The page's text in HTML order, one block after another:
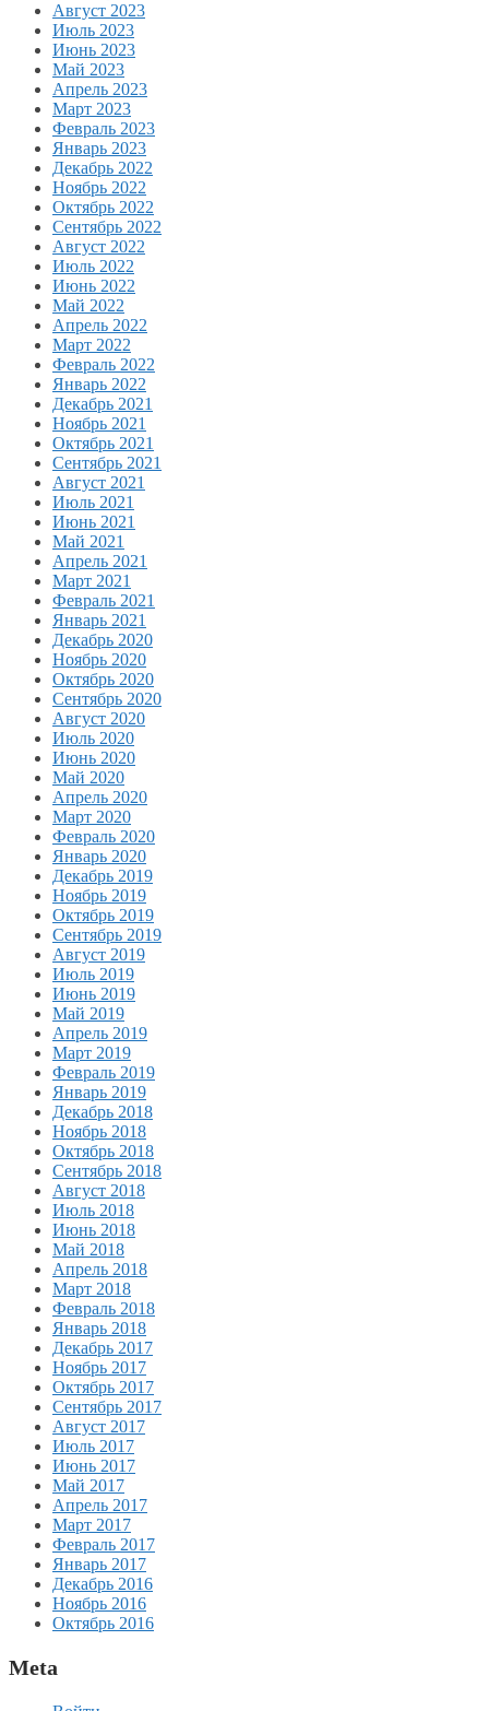
Август 2023
Июль 2023
Июнь 2023
Май 2023
Апрель 2023
Март 2023
Февраль 2023
Январь 2023
Декабрь 2022
Ноябрь 2022
Октябрь 2022
Сентябрь 2022
Август 2022
Июль 2022
Июнь 2022
Май 2022
Апрель 2022
Март 2022
Февраль 2022
Январь 2022
Декабрь 2021
Ноябрь 2021
Октябрь 2021
Сентябрь 2021
Август 2021
Июль 2021
Июнь 2021
Май 2021
Апрель 2021
Март 2021
Февраль 2021
Январь 2021
Декабрь 2020
Ноябрь 2020
Октябрь 2020
Сентябрь 2020
Август 2020
Июль 2020
Июнь 2020
Май 2020
Апрель 2020
Март 2020
Февраль 2020
Январь 2020
Декабрь 2019
Ноябрь 2019
Октябрь 2019
Сентябрь 2019
Август 2019
Июль 2019
Июнь 2019
Май 2019
Апрель 2019
Март 2019
Февраль 2019
Январь 2019
Декабрь 2018
Ноябрь 2018
Октябрь 2018
Сентябрь 2018
Август 2018
Июль 2018
Июнь 2018
Май 2018
Апрель 2018
Март 2018
Февраль 2018
Январь 2018
Декабрь 2017
Ноябрь 2017
Октябрь 2017
Сентябрь 2017
Август 2017
Июль 2017
Июнь 2017
Май 2017
Апрель 2017
Март 2017
Февраль 2017
Январь 2017
Декабрь 2016
Ноябрь 2016
Октябрь 2016
Meta